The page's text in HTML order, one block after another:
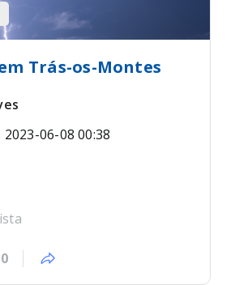
Trás-os-Montes
06-08 00:38
0